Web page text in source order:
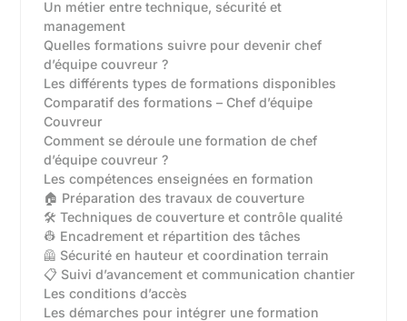
Un métier entre technique, sécurité et
management
Quelles formations suivre pour devenir chef
d’équipe couvreur ?
Les différents types de formations disponibles‍
Comparatif des formations – Chef d’équipe
Couvreur
Comment se déroule une formation de chef
d’équipe couvreur ?
Les compétences enseignées en formation
🏠 Préparation des travaux de couverture
🛠️ Techniques de couverture et contrôle qualité
👷 Encadrement et répartition des tâches
🦺 Sécurité en hauteur et coordination terrain
📋 Suivi d’avancement et communication chantier
Les conditions d’accès
Les démarches pour intégrer une formation